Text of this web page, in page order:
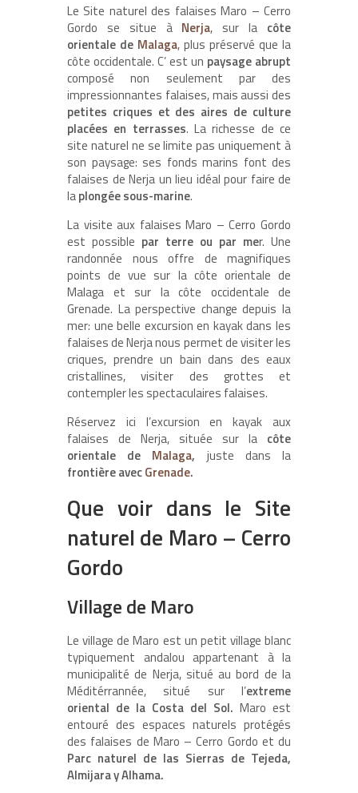
Le Site naturel des falaises Maro – Cerro
Gordo se situe à Nerja, sur la côte
orientale de Malaga, plus préservé que la
côte occidentale. C’ est un paysage abrupt
composé non seulement par des
impressionnantes falaises, mais aussi des
petites criques et des aires de culture
placées en terrasses. La richesse de ce
site naturel ne se limite pas uniquement à
son paysage: ses fonds marins font des
falaises de Nerja un lieu idéal pour faire de
laplongée sous-marine.
La visite aux falaises Maro – Cerro Gordo
est possible par terre ou par mer. Une
randonnée nous offre de magnifiques
points de vue sur la côte orientale de
Malaga et sur la côte occidentale de
Grenade. La perspective change depuis la
mer: une belle excursion en kayak dans les
falaises de Nerja nous permet de visiter les
criques, prendre un bain dans des eaux
cristallines, visiter des grottes et
contempler les spectaculaires falaises.
Réservez ici l’excursion en kayak aux
falaises de Nerja, située sur la côte
orientale de Malaga, juste dans la
frontière avecGrenade.
Que voir dans le Site
naturel de Maro – Cerro
Gordo
Village de Maro
Le village de Maro est un petit village blanc
typiquement andalou appartenant à la
municipalité de Nerja, situé au bord de la
Méditérrannée, situé sur l’extreme
oriental de la Costa del Sol. Maro est
entouré des espaces naturels protégés
des falaises de Maro – Cerro Gordo et du
Parc naturel de las Sierras de Tejeda,
Almijara y Alhama.